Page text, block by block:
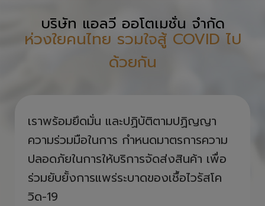
บริษัท แอลวี ออโตเมชั่น จำกัด
ห่วงใยคนไทย รวมใจสู้ COVID ไป
ด้วยกัน
เราพร้อมยึดมั่น และปฏิบัติตามปฏิญญา
ความร่วมมือในการ กำหนดมาตรการความ
ปลอดภัยในการให้บริการจัดส่งสินค้า เพื่อ
ร่วมยับยั้งการแพร่ระบาดของเชื้อไวรัสโค
วิด-19